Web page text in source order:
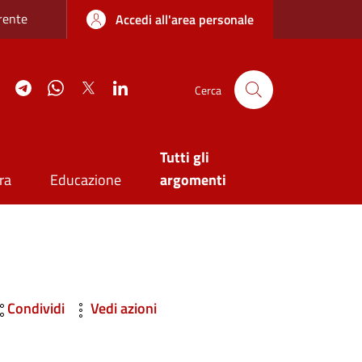
sottileAccedi all'area personale
YouTubeTelegramWhatsApp
Twitter Cerca
Educazione
Tutti gli
argomenti
Condividi Vedi azioni